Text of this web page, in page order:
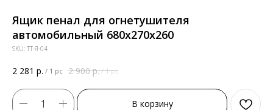
Ящик пенал для огнетушителя
автомобильный 680х270х260
SKU: ТТ-Я-04
2 281 р. / 1 pc 2 900 р. / 1 pc
В корзину